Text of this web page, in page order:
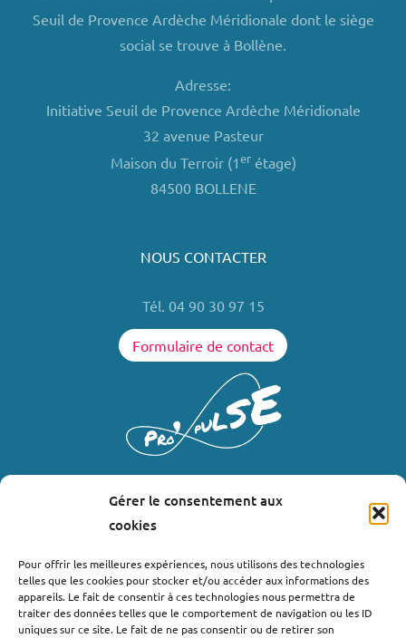
Gérer le consentement aux
cookies
Pour offrir les meilleures expériences, nous utilisons des technologies
telles que les cookies pour stocker et/ou accéder aux informations des
appareils. Le fait de consentir à ces technologies nous permettra de
traiter des données telles que le comportement de navigation ou les ID
uniques sur ce site. Le fait de ne pas consentir ou de retirer son
Seuil de Provence Ardèche Méridionale dont le siège
social se trouve à Bollène.
Adresse:
Initiative Seuil de Provence Ardèche Méridionale
32 avenue Pasteur
Maison du Terroir (1erétage)
84500 BOLLENE
NOUS CONTACTER
Tél. 04 90 30 97 15
Formulaire de contact
Où nous trouver ?
Bollène
Nyons